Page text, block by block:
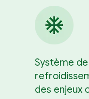
Système de
des enjeux